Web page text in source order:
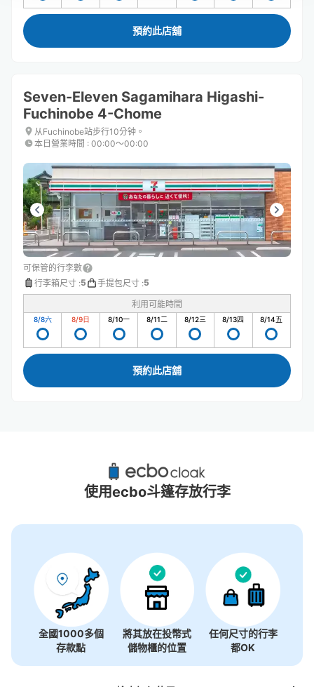
預約此店舖
Seven-Eleven Sagamihara Higashi-
Fuchinobe 4-Chome
从Fuchinobe站步行10分钟。
本日營業時間 : 00:00〜00:00
可保管的行李數
行李箱尺寸 :5 手提包尺寸 :5
利用可能時間
8/8六 8/9日 8/10一 8/11二 8/12三 8/13四 8/14五
預約此店舖
相模原站附近推薦的寄物櫃
1個投幣式置物櫃
使用ecbo斗篷存放行李
全國1000多個
存款點
將其放在投幣式
儲物櫃的位置
任何尺寸的行李
都OK